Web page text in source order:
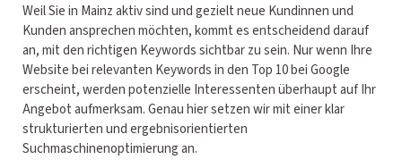
Weil Sie in Mainz aktiv sind und gezielt neue Kundinnen und
Kunden ansprechen möchten, kommt es entscheidend darauf
an, mit den richtigen Keywords sichtbar zu sein. Nur wenn Ihre
Website bei relevanten Keywords in den Top 10 bei Google
erscheint, werden potenzielle Interessenten überhaupt auf Ihr
Angebot aufmerksam. Genau hier setzen wir mit einer klar
strukturierten und ergebnisorientierten
Suchmaschinenoptimierung an.